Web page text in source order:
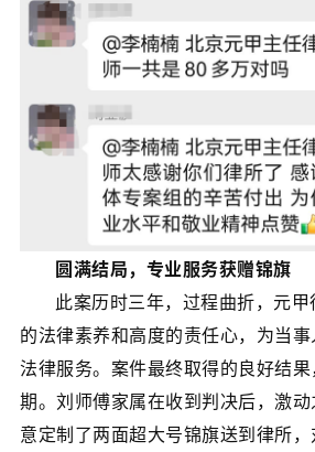
圆满结局，专业服务获赠锦旗
此案历时三年，过程曲折，元
的法律素养和高度的责任心，为当
法律服务。案件最终取得的良好结
期。刘师傅家属在收到判决后，激
意定制了两面超大号锦旗送到律所